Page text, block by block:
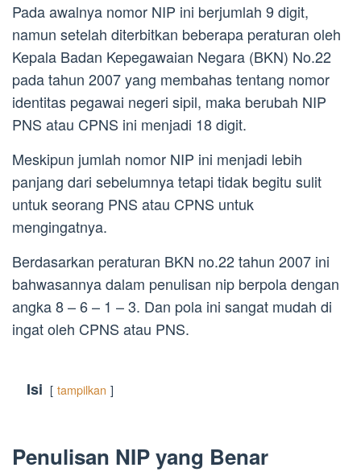
Pada awalnya nomor NIP ini berjumlah 9 digit,
namun setelah diterbitkan beberapa peraturan oleh
Kepala Badan Kepegawaian Negara (BKN) No.22
pada tahun 2007 yang membahas tentang nomor
identitas pegawai negeri sipil, maka berubah NIP
PNS atau CPNS ini menjadi 18 digit.
Meskipun jumlah nomor NIP ini menjadi lebih
panjang dari sebelumnya tetapi tidak begitu sulit
untuk seorang PNS atau CPNS untuk
mengingatnya.
Berdasarkan peraturan BKN no.22 tahun 2007 ini
bahwasannya dalam penulisan nip berpola dengan
angka 8 – 6 – 1 – 3. Dan pola ini sangat mudah di
ingat oleh CPNS atau PNS.
Isi tampilkan
Penulisan NIP yang Benar